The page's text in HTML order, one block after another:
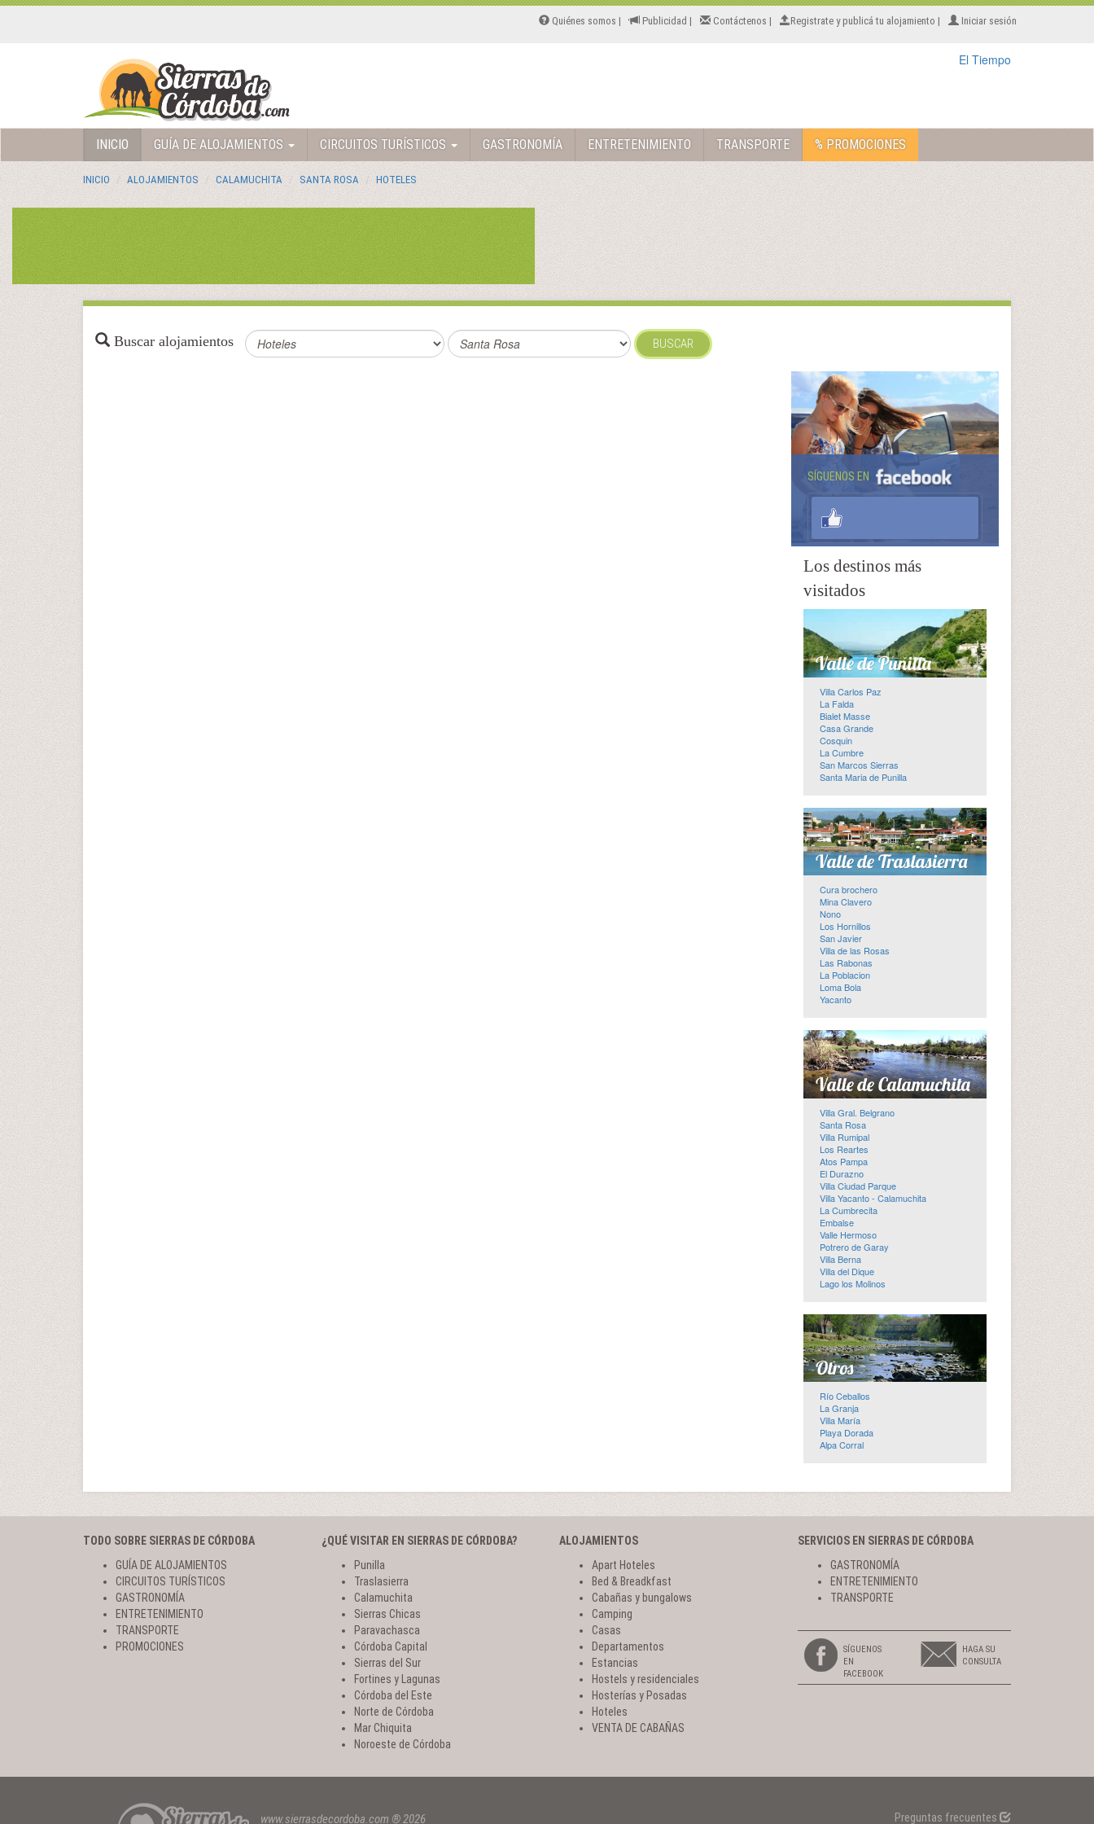
Quiénes somos | Publicidad | Contáctenos | Registrate y publicá tu alojamiento | Iniciar sesión
El Tiempo
INICIO GUÍA DE ALOJAMIENTOS CIRCUITOS TURÍSTICOS GASTRONOMÍA ENTRETENIMIENTO TRANSPORTE % PROMOCIONES
INICIO ALOJAMIENTOS CALAMUCHITA SANTA ROSA HOTELES
Buscar alojamientos BUSCAR
SÍGUENOS EN
Los destinos más
visitados
Villa Carlos Paz
La Falda
Bialet Masse
Casa Grande
Cosquin
La Cumbre
San Marcos Sierras
Santa Maria de Punilla
Cura brochero
Mina Clavero
Nono
Los Hornillos
San Javier
Villa de las Rosas
Las Rabonas
La Poblacion
Loma Bola
Yacanto
Villa Gral. Belgrano
Santa Rosa
Villa Rumipal
Los Reartes
Atos Pampa
El Durazno
Villa Ciudad Parque
Villa Yacanto - Calamuchita
La Cumbrecita
Embalse
Valle Hermoso
Potrero de Garay
Villa Berna
Villa del Dique
Lago los Molinos
Río Ceballos
La Granja
Villa María
Playa Dorada
Alpa Corral
TODO SOBRE SIERRAS DE CÓRDOBA
GUÍA DE ALOJAMIENTOS
CIRCUITOS TURÍSTICOS
GASTRONOMÍA
ENTRETENIMIENTO
TRANSPORTE
PROMOCIONES
¿QUÉ VISITAR EN SIERRAS DE CÓRDOBA?
Punilla
Traslasierra
Calamuchita
Sierras Chicas
Paravachasca
Córdoba Capital
Sierras del Sur
Fortines y Lagunas
Córdoba del Este
Norte de Córdoba
Mar Chiquita
Noroeste de Córdoba
ALOJAMIENTOS
Apart Hoteles
Bed & Breadkfast
Cabañas y bungalows
Camping
Casas
Departamentos
Estancias
Hostels y residenciales
Hosterías y Posadas
Hoteles
VENTA DE CABAÑAS
SERVICIOS EN SIERRAS DE CÓRDOBA
GASTRONOMÍA
ENTRETENIMIENTO
TRANSPORTE
SÍGUENOS
EN
FACEBOOK
HAGA SU
CONSULTA
www.sierrasdecordoba.com ® 2026 Preguntas frecuentes